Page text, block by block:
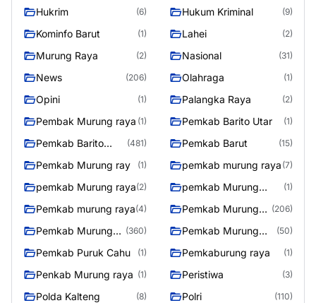
Hukrim (6) Hukum Kriminal (9)
Kominfo Barut (1) Lahei (2)
Murung Raya (2) Nasional (31)
News (206) Olahraga (1)
Opini (1) Palangka Raya (2)
Pembak Murung raya (1) Pemkab Barito Utar (1)
Pemkab Barito
(481) Pemkab Barut (15)
Pemkab Murung ray (1) pemkab murung raya (7)
pemkab Murung raya(2)
pemkab Murung
(1)
Pemkab murung raya(4)
Pemkab Murung
(206)
Pemkab Murung
(360)
Pemkab Murung
(50)
Pemkab Puruk Cahu (1) Pemkaburung raya (1)
Penkab Murung raya (1) Peristiwa (3)
Polda Kalteng (8) Polri (110)